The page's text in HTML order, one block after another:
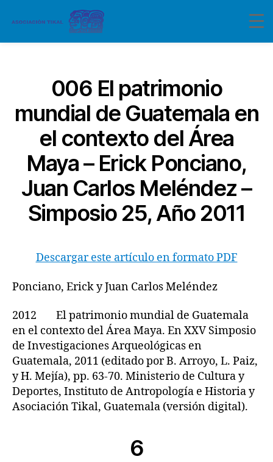
006 El patrimonio
mundial de Guatemala en
el contexto del Área
Maya – Erick Ponciano,
Juan Carlos Meléndez –
Simposio 25, Año 2011
Descargar este artículo en formato PDF
Ponciano, Erick y Juan Carlos Meléndez
2012 El patrimonio mundial de Guatemala
en el contexto del Área Maya. En XXV Simposio
de Investigaciones Arqueológicas en
Guatemala, 2011 (editado por B. Arroyo, L. Paiz,
y H. Mejía), pp. 63-70. Ministerio de Cultura y
Deportes, Instituto de Antropología e Historia y
Asociación Tikal, Guatemala (versión digital).
6